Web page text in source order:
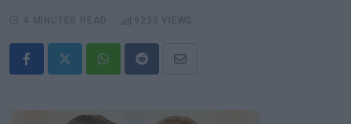
WhatsappRedditShare